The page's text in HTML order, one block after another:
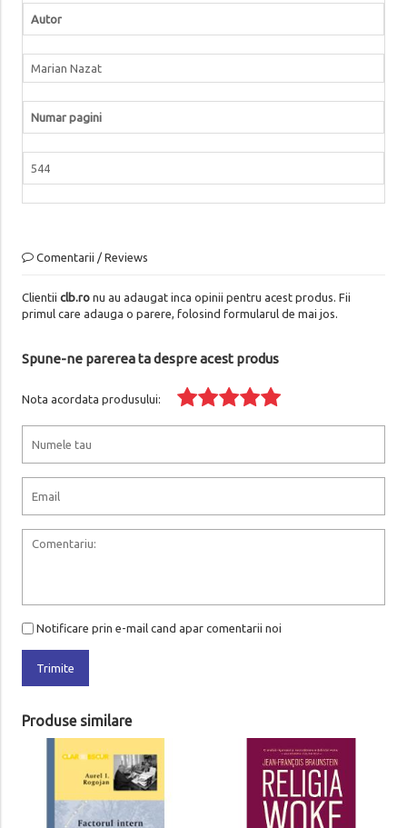
Autor
Marian Nazat
Numar pagini
544
Comentarii / Reviews
Clientii clb.ronu au adaugat inca opinii pentru acest produs. Fii
primul care adauga o parere, folosind formularul de mai jos.
Spune-ne parerea ta despre acest produs
Nota acordata produsului:
Notificare prin e-mail cand apar comentarii noi
Trimite
Produse similare